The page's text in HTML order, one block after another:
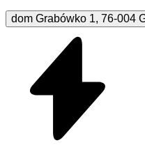
dom Grabówko 1, 76-004